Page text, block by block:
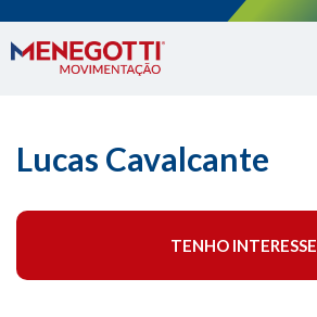
Lucas Cavalcante
TENHO INTERESSE